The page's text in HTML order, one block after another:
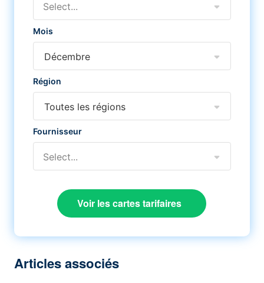
Select...
Mois
Décembre
Région
Toutes les régions
Fournisseur
Select...
Voir les cartes tarifaires
Articles associés